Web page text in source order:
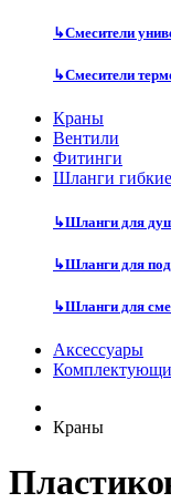
↳Смесители
↳Смесители
Краны
Вентили
Фитинги
Шланги
↳Шланги для
↳Шланги для
↳Шланги для
Аксессуары
Краны